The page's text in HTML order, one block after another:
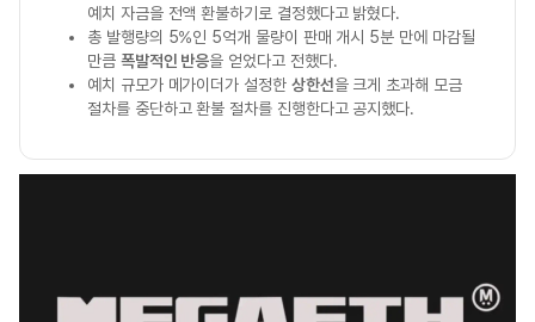
예치 자금을 전액 환불하기로 결정했다고 밝혔다.
총 발행량의 5%인 5억개 물량이 판매 개시 5분 만에 마감될
만큼 폭발적인 반응을 얻었다고 전했다.
예치 규모가 메가이더가 설정한 상한선을 크게 초과해 모금
절차를 중단하고 환불 절차를 진행한다고 공지했다.